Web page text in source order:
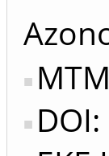
DOI: